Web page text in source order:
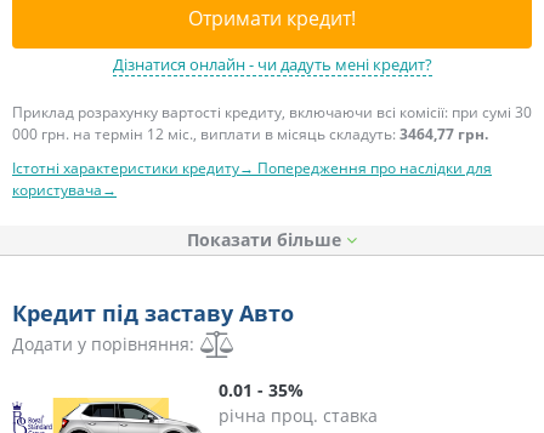
Отримати кредит!
Дізнатися онлайн - чи дадуть мені кредит?
Приклад розрахунку вартості кредиту, включаючи всі комісії: при сумі 30
000 грн. на термін 12 міс., виплати в місяць складуть: 3464,77 грн.
Істотні характеристики кредиту→ Попередження про наслідки для
користувача→
Показати
Кредит під заставу Авто
Додати у порівняння:
0.01 - 35%
річна проц. ставка